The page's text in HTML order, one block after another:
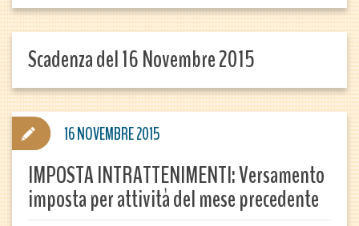
Scadenza del 16 Novembre 2015
IMPOSTA INTRATTENIMENTI: Versamento
imposta per attività del mese precedente
16 NOVEMBRE 2015